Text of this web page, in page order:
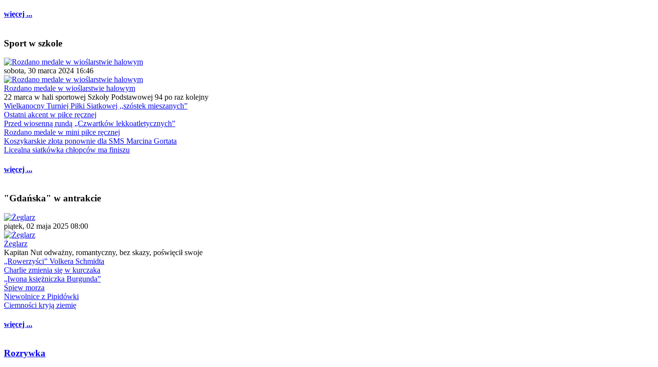
więcej ...
Sport w szkole
sobota, 30 marca 2024 16:46
Rozdano medale w wioślarstwie halowym
22 marca w hali sportowej Szkoły Podstawowej 94 po raz kolejny
Wielkanocny Turniej Piłki Siatkowej ,,szóstek mieszanych”
Ostatni akcent w piłce ręcznej
Przed wiosenną rundą „Czwartków lekkoatletycznych”
Rozdano medale w mini piłce ręcznej
Koszykarskie złota ponownie dla SMS Marcina Gortata
Licealna siatkówka chłopców ma finiszu
więcej ...
"Gdańska" w antrakcie
piątek, 02 maja 2025 08:00
Żeglarz
Kapitan Nut odważny, romantyczny, bez skazy, poświęcił swoje
„Rowerzyści” Volkera Schmidta
Charlie zmienia się w kurczaka
„Iwona księżniczka Burgunda”
Śpiew morza
Niewolnice z Pipidówki
Ciemności kryją ziemię
więcej ...
Rozrywka